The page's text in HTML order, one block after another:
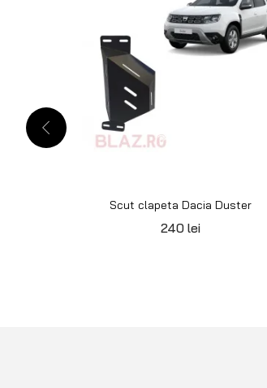
Scut clapeta Dacia Duster
240 lei